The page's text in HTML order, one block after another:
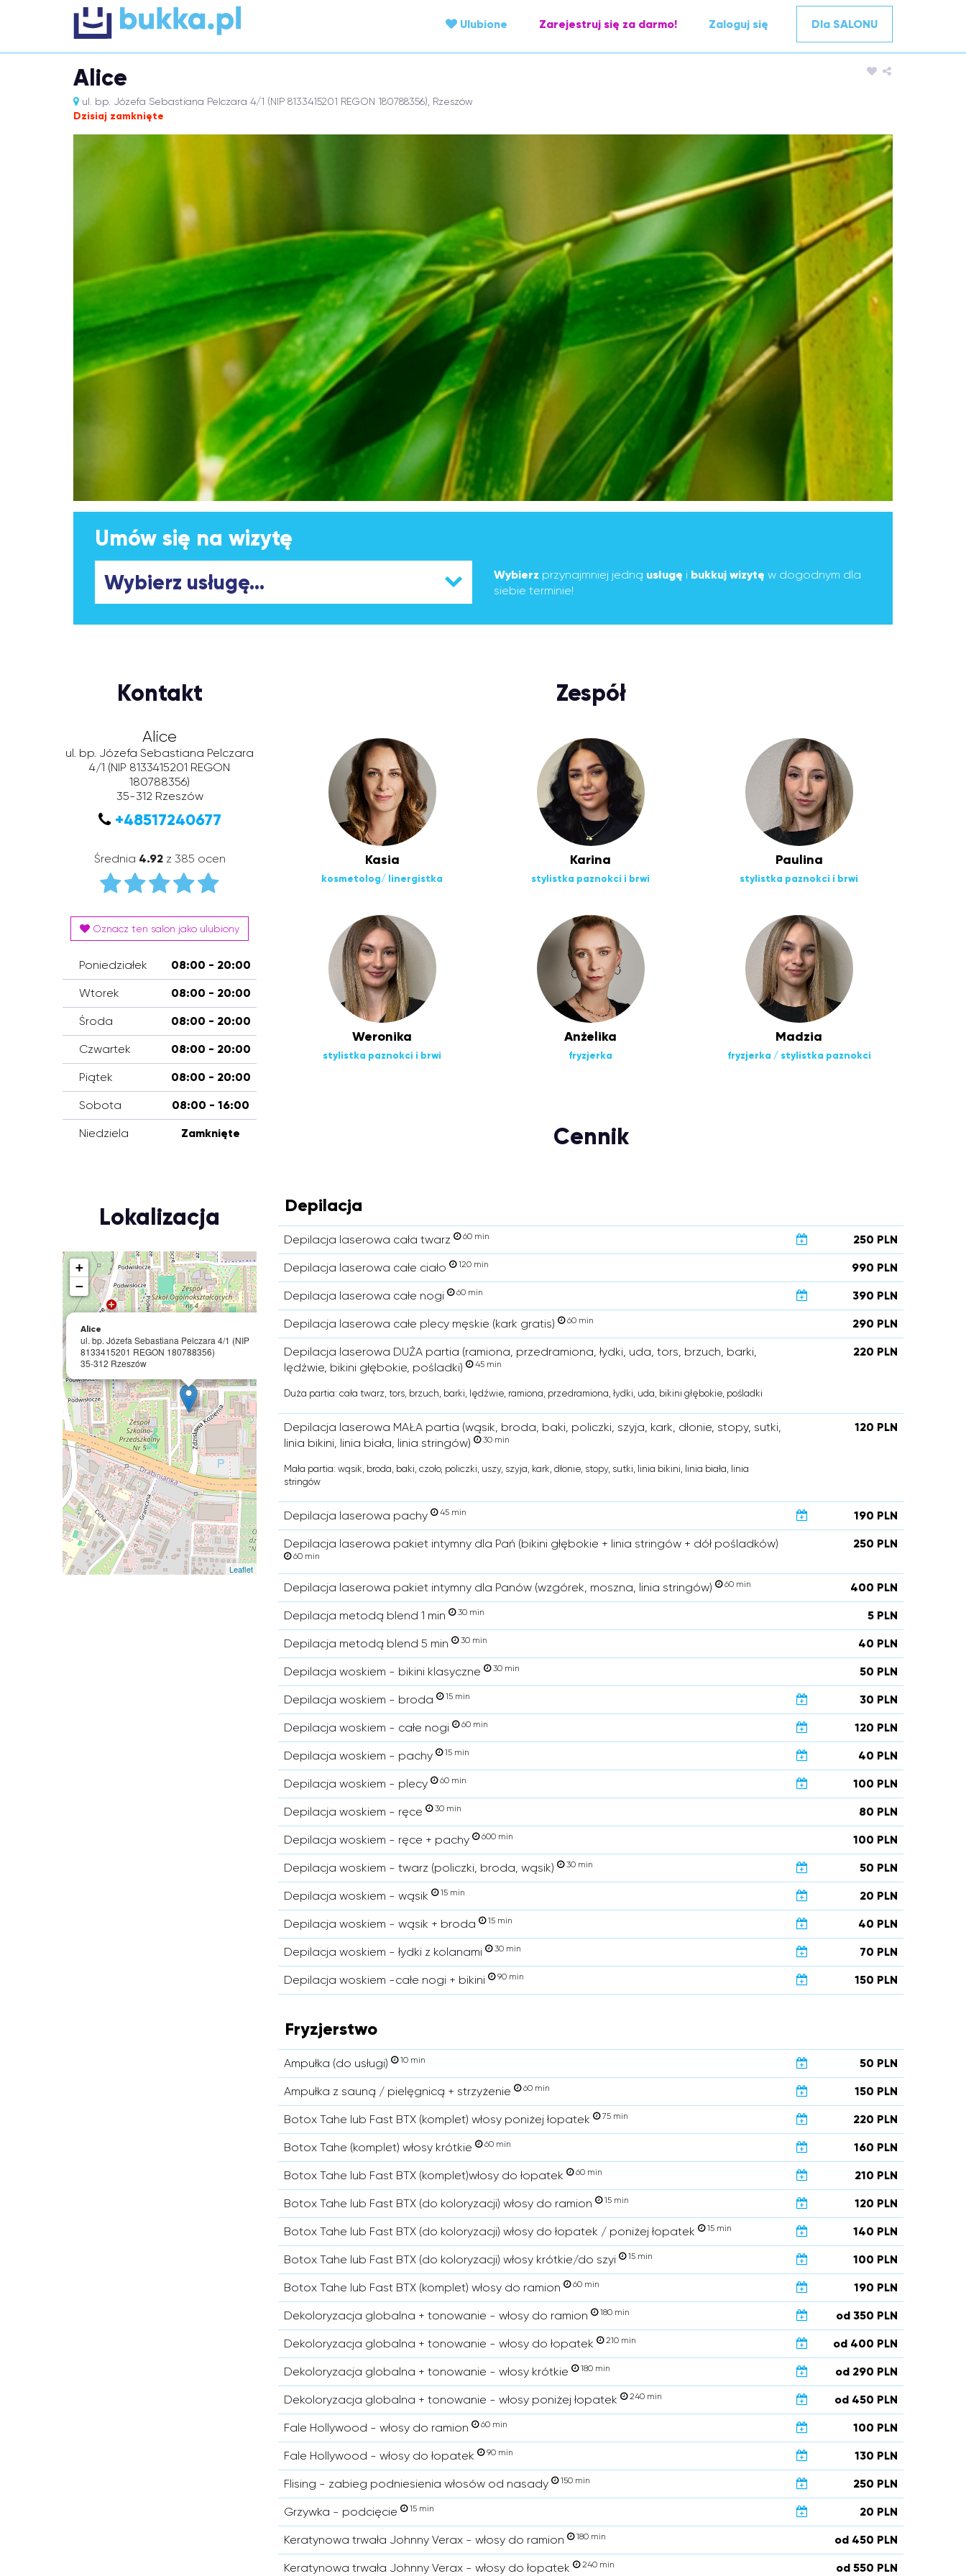
Ulubione Zarejestruj się za darmo! Zaloguj się Dla SALONU
Alice
ul. bp. Józefa Sebastiana Pelczara 4/1 (NIP 8133415201 REGON 180788356), Rzeszów
Dzisiaj zamknięte
Umów się na wizytę
Wybierz przynajmniej jedną usługę i bukkuj wizytę w dogodnym dla
siebie terminie!
Kontakt
Alice
ul. bp. Józefa Sebastiana Pelczara
4/1 (NIP 8133415201 REGON
180788356)
35-312 Rzeszów
+48517240677
Średnia 4.92z 385 ocen
Oznacz ten salon jako ulubiony
Poniedziałek 08:00 - 20:00
Wtorek 08:00 - 20:00
Środa 08:00 - 20:00
Czwartek 08:00 - 20:00
Piątek 08:00 - 20:00
Sobota 08:00 - 16:00
Niedziela Zamknięte
Lokalizacja
Alice
ul. bp. Józefa Sebastiana Pelczara 4/1 (NIP
8133415201 REGON 180788356)
35-312 Rzeszów
×
+
−
Leaflet
Zespół
Kasia
kosmetolog/ linergistka
Karina
stylistka paznokci i brwi
Paulina
stylistka paznokci i brwi
Weronika
stylistka paznokci i brwi
Anżelika
fryzjerka
Madzia
fryzjerka / stylistka paznokci
Cennik
Depilacja
Depilacja laserowa cała twarz 60 min 250 PLN
Depilacja laserowa całe ciało 120 min 990 PLN
Depilacja laserowa całe nogi 60 min 390 PLN
Depilacja laserowa całe plecy męskie (kark gratis) 60 min 290 PLN
Depilacja laserowa DUŻA partia (ramiona, przedramiona, łydki, uda, tors, brzuch, barki,
lędźwie, bikini głębokie, pośladki)
45 min
220 PLN
Duża partia: cała twarz, tors, brzuch, barki, lędźwie, ramiona, przedramiona, łydki, uda, bikini głębokie, pośladki
Depilacja laserowa MAŁA partia (wąsik, broda, baki, policzki, szyja, kark, dłonie, stopy, sutki,
linia bikini, linia biała, linia stringów)
30 min
120 PLN
Mała partia: wąsik, broda, baki, czoło, policzki, uszy, szyja, kark, dłonie, stopy, sutki, linia bikini, linia biała, linia
stringów
Depilacja laserowa pachy 45 min 190 PLN
Depilacja laserowa pakiet intymny dla Pań (bikini głębokie + linia stringów + dół pośladków)
60 min
250 PLN
Depilacja laserowa pakiet intymny dla Panów (wzgórek, moszna, linia stringów) 60 min 400 PLN
Depilacja metodą blend 1 min 30 min 5 PLN
Depilacja metodą blend 5 min 30 min 40 PLN
Depilacja woskiem - bikini klasyczne 30 min 50 PLN
Depilacja woskiem - broda 15 min 30 PLN
Depilacja woskiem - całe nogi 60 min 120 PLN
Depilacja woskiem - pachy 15 min 40 PLN
Depilacja woskiem - plecy 60 min 100 PLN
Depilacja woskiem - ręce 30 min 80 PLN
Depilacja woskiem - ręce + pachy 600 min 100 PLN
Depilacja woskiem - twarz (policzki, broda, wąsik) 30 min 50 PLN
Depilacja woskiem - wąsik 15 min 20 PLN
Depilacja woskiem - wąsik + broda 15 min 40 PLN
Depilacja woskiem - łydki z kolanami 30 min 70 PLN
Depilacja woskiem -całe nogi + bikini 90 min 150 PLN
Fryzjerstwo
Ampułka (do usługi) 10 min 50 PLN
Ampułka z sauną / pielęgnicą + strzyżenie 60 min 150 PLN
Botox Tahe lub Fast BTX (komplet) włosy poniżej łopatek 75 min 220 PLN
Botox Tahe (komplet) włosy krótkie 60 min 160 PLN
Botox Tahe lub Fast BTX (komplet)włosy do łopatek 60 min 210 PLN
Botox Tahe lub Fast BTX (do koloryzacji) włosy do ramion 15 min 120 PLN
Botox Tahe lub Fast BTX (do koloryzacji) włosy do łopatek / poniżej łopatek 15 min 140 PLN
Botox Tahe lub Fast BTX (do koloryzacji) włosy krótkie/do szyi 15 min 100 PLN
Botox Tahe lub Fast BTX (komplet) włosy do ramion 60 min 190 PLN
Dekoloryzacja globalna + tonowanie - włosy do ramion 180 min od 350 PLN
Dekoloryzacja globalna + tonowanie - włosy do łopatek 210 min od 400 PLN
Dekoloryzacja globalna + tonowanie - włosy krótkie 180 min od 290 PLN
Dekoloryzacja globalna + tonowanie - włosy poniżej łopatek 240 min od 450 PLN
Fale Hollywood - włosy do ramion 60 min 100 PLN
Fale Hollywood - włosy do łopatek 90 min 130 PLN
Flising - zabieg podniesienia włosów od nasady 150 min 250 PLN
Grzywka - podcięcie 15 min 20 PLN
Keratynowa trwała Johnny Verax - włosy do ramion 180 min od 450 PLN
Keratynowa trwała Johnny Verax - włosy do łopatek 240 min od 550 PLN